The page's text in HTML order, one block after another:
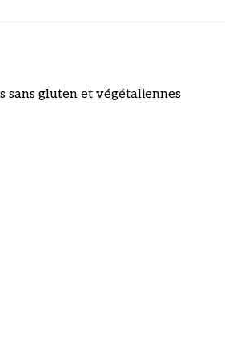
sans gluten et végétaliennes